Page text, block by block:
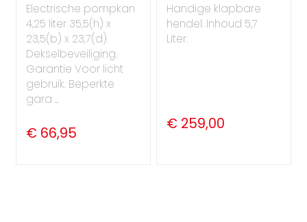
Electrische pompkan
4,25 liter 35,5(h) x
23,5(b) x 23,7(d).
Dekselbeveiliging.
Garantie Voor licht
gebruik. Beperkte
gara ...
€ 66,95
Handige klapbare
hendel. Inhoud 5,7
Liter.
€ 259,00